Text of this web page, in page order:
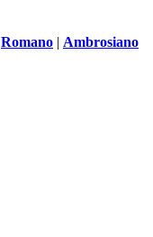
Romano | Ambrosiano